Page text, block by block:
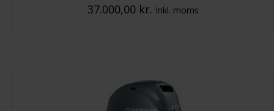
37.000,00 kr. Inkl. moms